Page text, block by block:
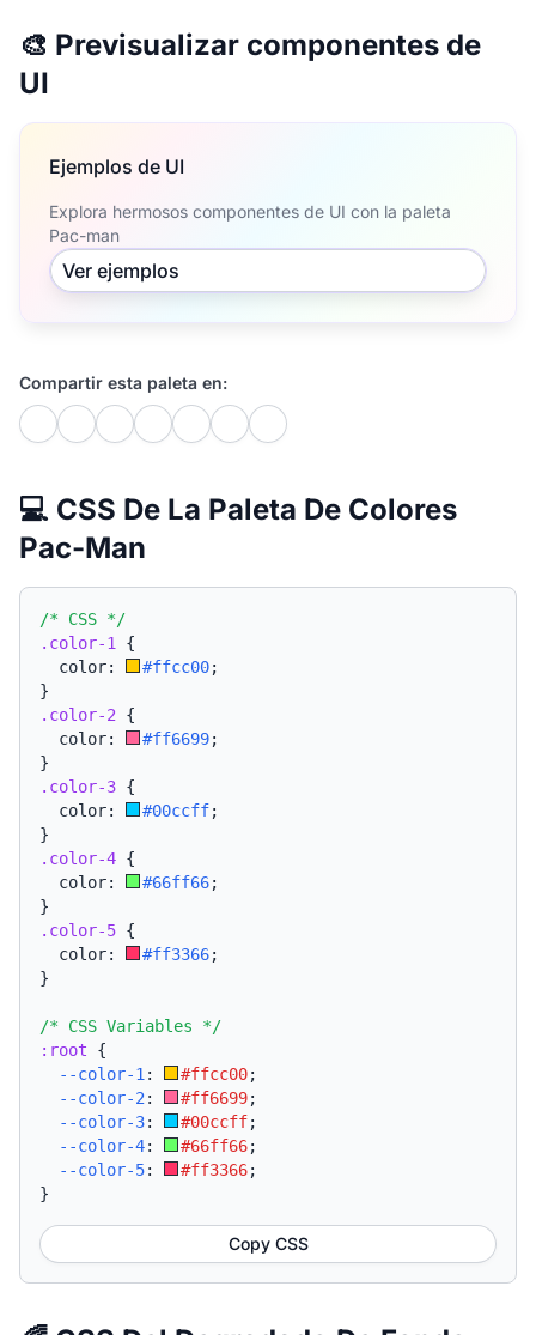
🎨 Previsualizar componentes de
UI
Ejemplos de UI
Explora hermosos componentes de UI con la paleta
Pac-man
Ver ejemplos
Compartir esta paleta en:
💻 CSS De La Paleta De Colores
Pac-Man
/* CSS */
.color-1
{
  color:
#ffcc00;
}
.color-2 {
  color:
#ff6699;
}
.color-3 {
  color:
#00ccff;
}
.color-4 {
  color:
#66ff66;
}
.color-5 {
  color:
#ff3366;
}
/* CSS Variables */
:root {
--color-1 : #ffcc00;
--color-2 : #ff6699;
--color-3: #00ccff;
--color-4: #66ff66;
--color-5: #ff3366;
}
Copy CSS